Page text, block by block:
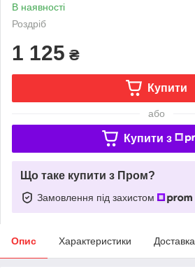
В наявності
Роздріб
1 125 ₴
Купити
або
Купити з
Що таке купити з Пром?
Замовлення під захистом
Опис Характеристики Доставка